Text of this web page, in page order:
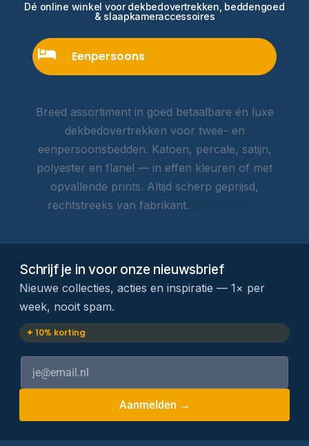
Dé online winkel voor dekbedovertrekken, beddengoed
& slaapkameraccessoires
Eenpersoons
Breed assortiment in goed betaalbare én luxe
dekbedovertrekken voor twee- en
eenpersoonsbedden. Katoen, percale, satijn,
polyester en flanel — in effen kleuren of met
opvallende prints. Altijd scherp geprijsd,
rechtstreeks van fabrikant.
Schrijf je in voor onze nieuwsbrief
Nieuwe collecties, acties en inspiratie — 1× per
week, nooit spam.
✦ 10% korting
Aanmelden →